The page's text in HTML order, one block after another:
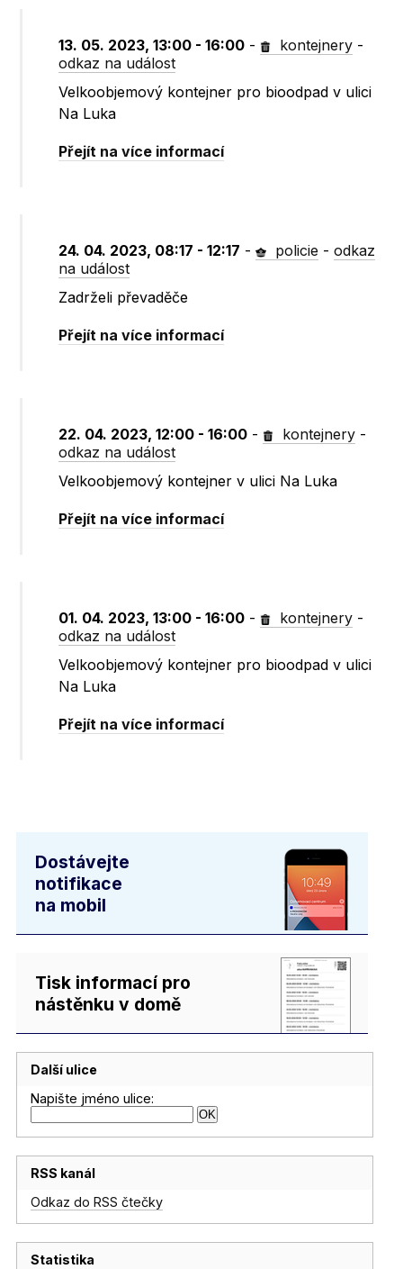
13. 05. 2023, 13:00 - 16:00 - kontejnery -
odkaz na událost
Velkoobjemový kontejner pro bioodpad v ulici
Na Luka
Přejít na více informací
24. 04. 2023, 08:17 - 12:17 - policie -odkaz
na událost
Zadrželi převaděče
Přejít na více informací
22. 04. 2023, 12:00 - 16:00 - kontejnery -
odkaz na událost
Velkoobjemový kontejner v ulici Na Luka
Přejít na více informací
01. 04. 2023, 13:00 - 16:00 - kontejnery -
odkaz na událost
Velkoobjemový kontejner pro bioodpad v ulici
Na Luka
Přejít na více informací
Dostávejte
notifikace
na mobil
Tisk informací pro
nástěnku v domě
Další ulice
Napište jméno ulice:
RSS kanál
Odkaz do RSS čtečky
Statistika